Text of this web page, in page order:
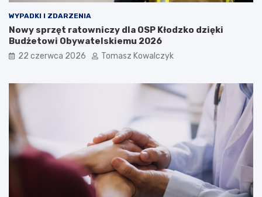
WYPADKI I ZDARZENIA
Nowy sprzęt ratowniczy dla OSP Kłodzko dzięki
Budżetowi Obywatelskiemu 2026
22 czerwca 2026 Tomasz Kowalczyk